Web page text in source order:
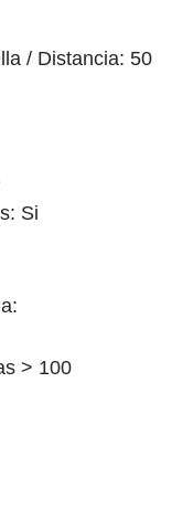
/ Distancia: 50
Si
> 100